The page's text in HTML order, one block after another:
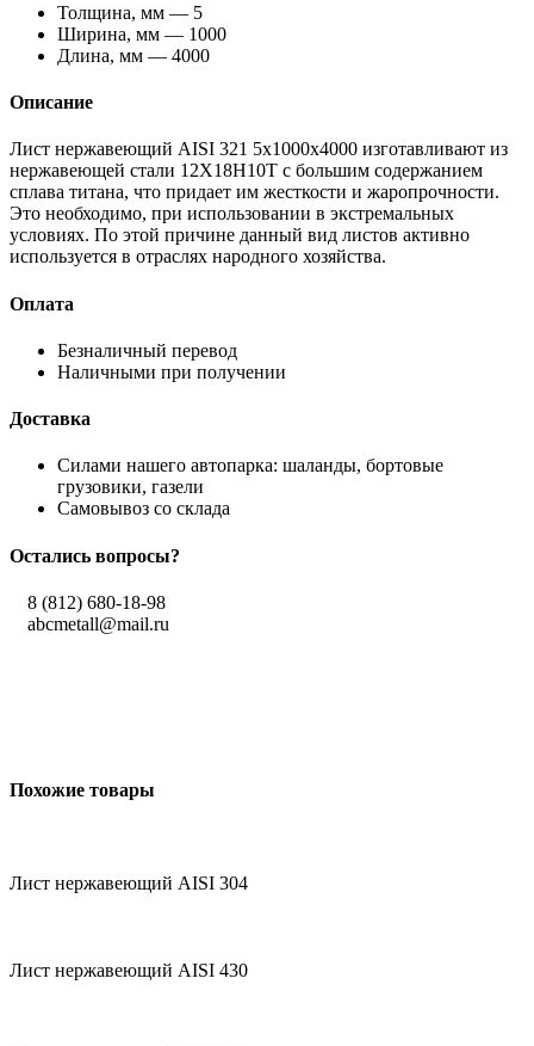
Толщина, мм — 5
Ширина, мм — 1000
Длина, мм — 4000
Описание
Лист нержавеющий AISI 321 5x1000x4000 изготавливают из
нержавеющей стали 12Х18Н10Т с большим содержанием
сплава титана, что придает им жесткости и жаропрочности.
Это необходимо, при использовании в экстремальных
условиях. По этой причине данный вид листов активно
используется в отраслях народного хозяйства.
Оплата
Безналичный перевод
Наличными при получении
Доставка
Силами нашего автопарка: шаланды, бортовые
грузовики, газели
Самовывоз со склада
Остались вопросы?
8 (812) 680-18-98
abcmetall@mail.ru
Похожие товары
Лист нержавеющий AISI 304
Лист нержавеющий AISI 430